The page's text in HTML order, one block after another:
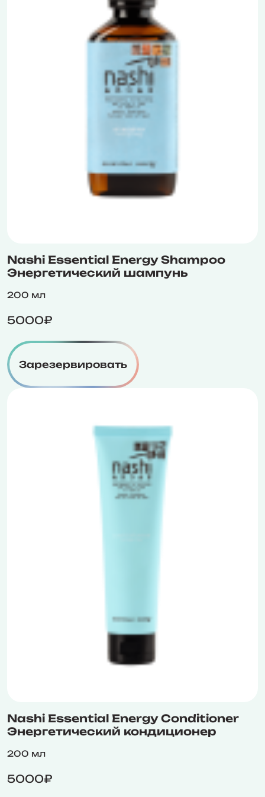
Nashi Essential Energy Shampoo
Энергетический шампунь
200 мл
5000₽
Зарезервировать
Nashi Essential Energy Conditioner
Энергетический кондиционер
200 мл
5000₽